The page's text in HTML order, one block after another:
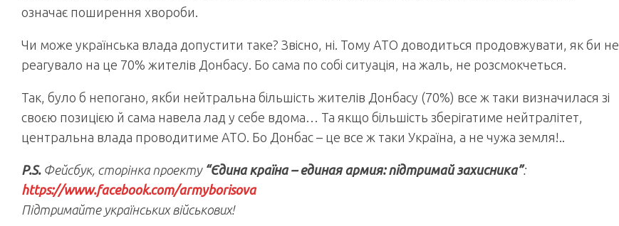
означає поширення хвороби.
Чи може українська влада допустити таке? Звісно, ні. Тому АТО доводиться продовжувати, як би не
реагувало на це 70% жителів Донбасу. Бо сама по собі ситуація, на жаль, не розсмокчеться.
Так, було б непогано, якби нейтральна більшість жителів Донбасу (70%) все ж таки визначилася зі
своєю позицією й сама навела лад у себе вдома… Та якщо більшість зберігатиме нейтралітет,
центральна влада проводитиме АТО. Бо Донбас – це все ж таки Україна, а не чужа земля!..
P.S.Фейсбук, сторінка проекту “Єдина країна – единая армия: підтримай захисника”:
https://www.facebook.com/armyborisova
Підтримайте українських військових!